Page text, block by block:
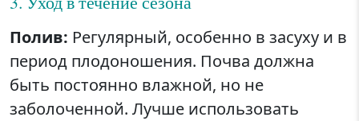
Полив: Регулярный, особенно в засуху и в
период плодоношения. Почва должна
быть постоянно влажной, но не
заболоченной. Лучше использовать